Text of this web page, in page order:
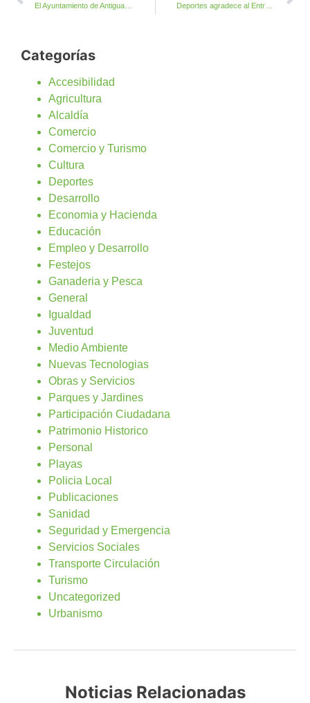
El Ayuntamiento de Antigua adquiere una Carretilla Elevadora Diesel Deportes agradece al Entrenador Nacional Iván Palacios la formación impartida a los monitores de fútbol base
Categorías
Accesibilidad
Agricultura
Alcaldía
Comercio
Comercio y Turismo
Cultura
Deportes
Desarrollo
Economia y Hacienda
Educación
Empleo y Desarrollo
Festejos
Ganaderia y Pesca
General
Igualdad
Juventud
Medio Ambiente
Nuevas Tecnologias
Obras y Servicios
Parques y Jardines
Participación Ciudadana
Patrimonio Historico
Personal
Playas
Policia Local
Publicaciones
Sanidad
Seguridad y Emergencia
Servicios Sociales
Transporte Circulación
Turismo
Uncategorized
Urbanismo
Noticias Relacionadas